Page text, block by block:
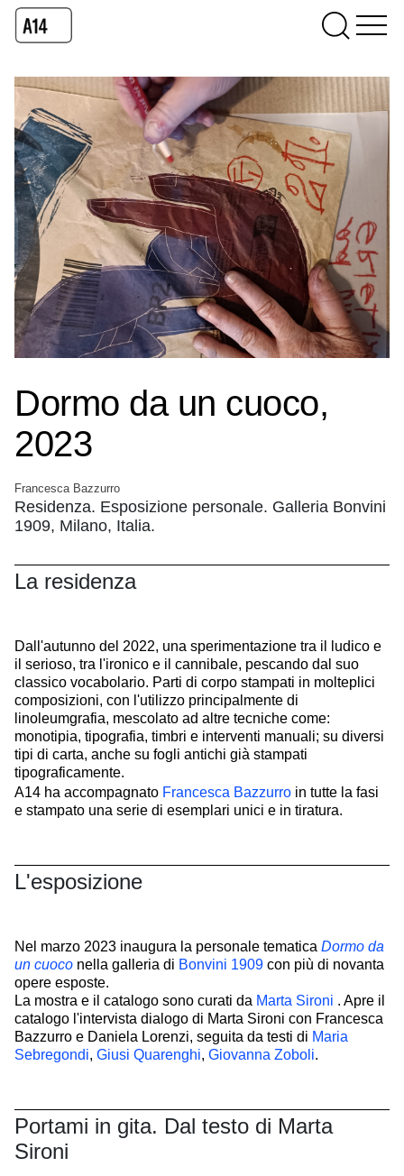
Dormo da un cuoco,
2023
Francesca Bazzurro
Residenza. Esposizione personale. Galleria Bonvini
1909, Milano, Italia.
La residenza
Dall'autunno del 2022, una sperimentazione tra il ludico e
il serioso, tra l'ironico e il cannibale, pescando dal suo
classico vocabolario. Parti di corpo stampati in molteplici
composizioni, con l'utilizzo principalmente di
linoleumgrafia, mescolato ad altre tecniche come:
monotipia, tipografia, timbri e interventi manuali; su diversi
tipi di carta, anche su fogli antichi già stampati
tipograficamente.
A14 ha accompagnato Francesca Bazzurro in tutte la fasi
e stampato una serie di esemplari unici e in tiratura.
L'esposizione
Nel marzo 2023 inaugura la personale tematica Dormo da
un cuoco nella galleria di Bonvini 1909 con più di novanta
opere esposte.
La mostra e il catalogo sono curati da Marta Sironi . Apre il
catalogo l'intervista dialogo di Marta Sironi con Francesca
Bazzurro e Daniela Lorenzi, seguita da testi di Maria
Sebregondi, Giusi Quarenghi, Giovanna Zoboli.
Portami in gita. Dal testo di Marta
Sironi